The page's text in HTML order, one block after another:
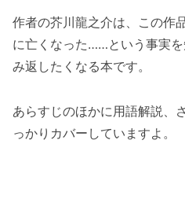
作者の芥川龍之介は、この作
に亡くなった……という事実
み返したくなる本です。
あらすじのほかに用語解説、
っかりカバーしていますよ。